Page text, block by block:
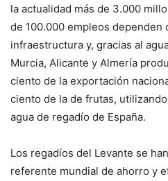
la actualidad más de 3.000
de 100.000 empleos dependen
infraestructura y, gracias al
Murcia, Alicante y Almería
ciento de la exportación
ciento de la de frutas,
agua de regadío de España.
Los regadíos del Levante se
referente mundial de ahorro y